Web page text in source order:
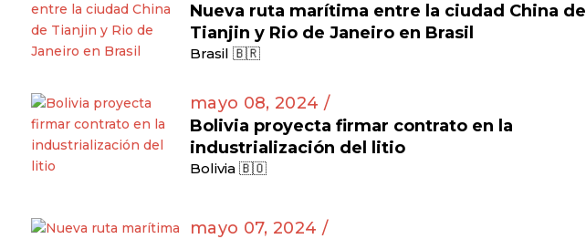
Nueva ruta marítima entre la ciudad China de
Tianjin y Rio de Janeiro en Brasil
Brasil 🇧🇷
mayo 08, 2024 /
Bolivia proyecta firmar contrato en la
industrialización del litio
Bolivia 🇧🇴
mayo 07, 2024 /